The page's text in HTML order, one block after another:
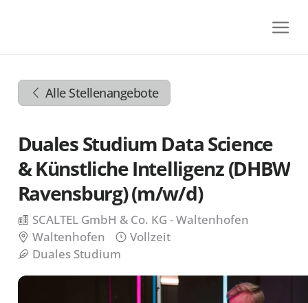
Zur
Navigation
springen
Zum
springen
Alle Stellenangebote
Duales Studium Data Science
& Künstliche Intelligenz (DHBW
Ravensburg) (m/w/d)
SCALTEL GmbH & Co. KG - Waltenhofen
Waltenhofen
Vollzeit
Duales Studium